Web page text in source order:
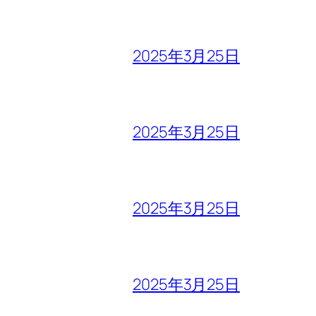
2025年3月25日
2025年3月25日
2025年3月25日
2025年3月25日